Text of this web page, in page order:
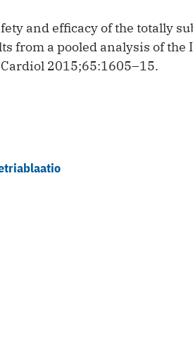
and efficacy of the totally
from a pooled analysis of the
Cardiol 2015;65:1605–15.